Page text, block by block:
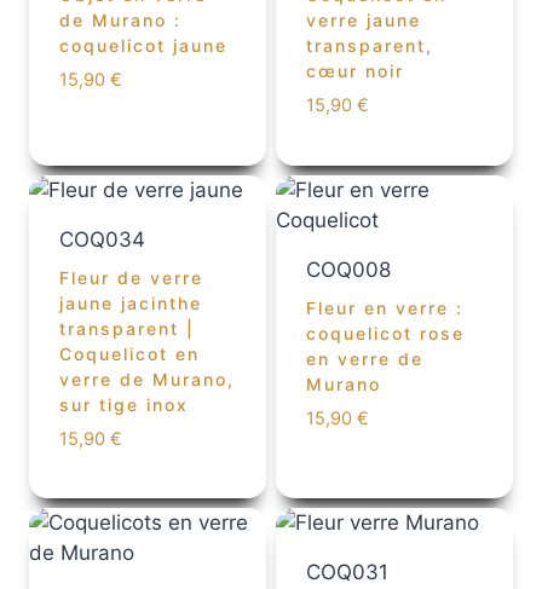
de Murano :
coquelicot jaune
15,90 €
verre jaune
transparent,
cœur noir
15,90 €
COQ034
Fleur de verre
jaune jacinthe
transparent |
Coquelicot en
verre de Murano,
sur tige inox
15,90 €
COQ008
Fleur en verre :
coquelicot rose
en verre de
Murano
15,90 €
COQ031